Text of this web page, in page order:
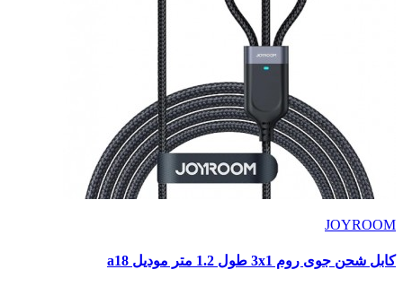
JOYROOM
كابل شحن جوى روم 3x1 طول 1.2 متر موديل a18